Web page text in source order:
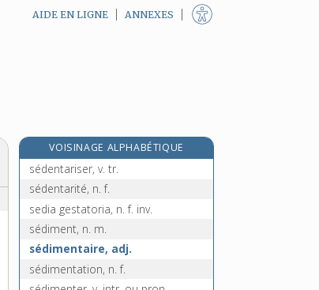
AIDE EN LIGNE ANNEXES
VOISINAGE ALPHABÉTIQUE
sédentarisation, n. f.
sédentariser, v. tr.
sédentarité, n. f.
sedia gestatoria, n. f. inv.
sédiment, n. m.
sédimentaire, adj.
sédimentation, n. f.